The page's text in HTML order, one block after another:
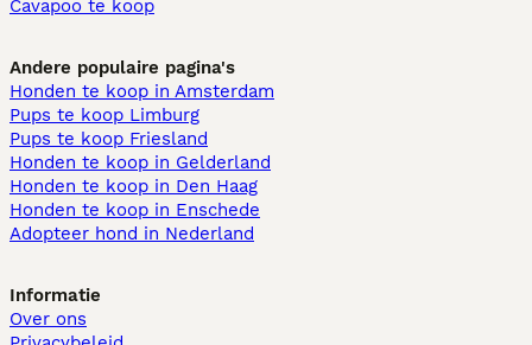
Cavapoo te koop
Andere populaire pagina's
Honden te koop in Amsterdam
Pups te koop Limburg​
Pups te koop Friesland​
Honden te koop in Gelderland
Honden te koop in Den Haag
Honden te koop in Enschede
Adopteer hond in Nederland
Informatie
Over ons